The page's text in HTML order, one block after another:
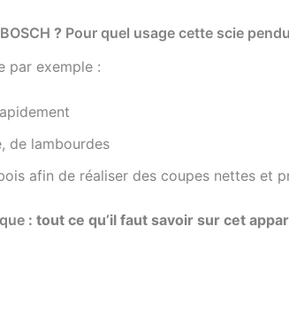
? Pour quel usage cette scie
par exemple :
de lambourdes
afin de réaliser des coupes nettes et
: tout ce qu’il faut savoir sur cet